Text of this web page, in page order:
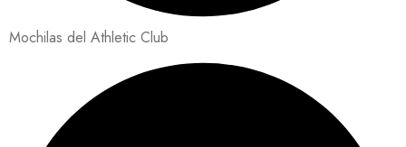
Mochilas del Athletic Club